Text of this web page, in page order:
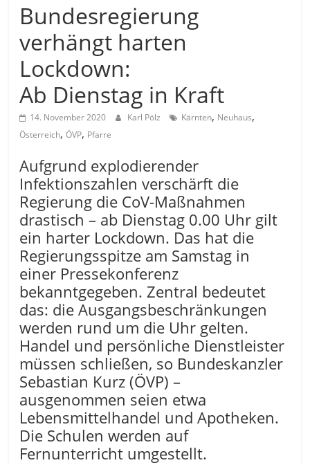
Bundesregierung
verhängt harten
Lockdown:
Ab Dienstag in Kraft
14. November 2020 Karl Pölz Kärnten, Neuhaus,
Österreich,ÖVP, Pfarre
Aufgrund explodierender
Infektionszahlen verschärft die
Regierung die CoV-Maßnahmen
drastisch – ab Dienstag 0.00 Uhr gilt
ein harter Lockdown. Das hat die
Regierungsspitze am Samstag in
einer Pressekonferenz
bekanntgegeben. Zentral bedeutet
das: die Ausgangsbeschränkungen
werden rund um die Uhr gelten.
Handel und persönliche Dienstleister
müssen schließen, so Bundeskanzler
Sebastian Kurz (ÖVP) –
ausgenommen seien etwa
Lebensmittelhandel und Apotheken.
Die Schulen werden auf
Fernunterricht umgestellt.